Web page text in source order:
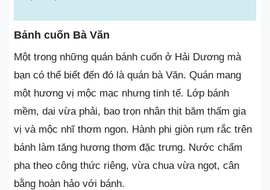
Bánh cuốn Bà Văn
Một trong những quán bánh cuốn ở Hải Dương mà
bạn có thể biết đến đó là quán bà Văn. Quán mang
một hương vị mộc mạc nhưng tinh tế. Lớp bánh
mềm, dai vừa phải, bao trọn nhân thịt băm thấm gia
vị và mộc nhĩ thơm ngon. Hành phi giòn rụm rắc trên
bánh làm tăng hương thơm đặc trưng. Nước chấm
pha theo công thức riêng, vừa chua vừa ngọt, cân
bằng hoàn hảo với bánh.